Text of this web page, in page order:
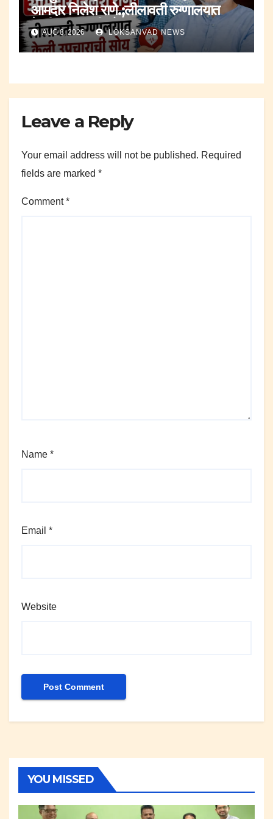
आमदार निलेश राणे.;लीलावती रुग्णालयात
केली उपचाराची सोय.
AUG 8, 2026 LOKSANVAD NEWS
Leave a Reply
Your email address will not be published. Required
fields are marked *
Comment*
Name *
Email *
Website
YOU MISSED